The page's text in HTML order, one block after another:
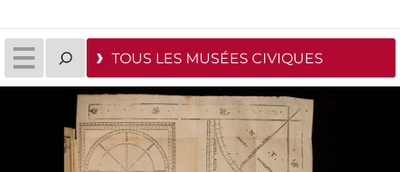
TOUS LES MUSÉES CIVIQUES